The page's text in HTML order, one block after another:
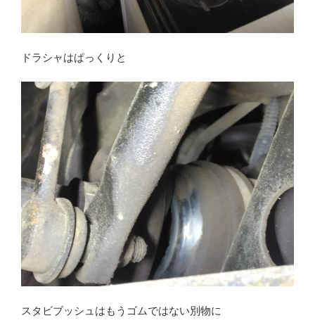
ドラシャはぱっくりと
スタビブッシュはもうゴムではない別物に